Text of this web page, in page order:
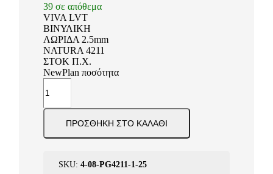
39 σε απόθεμα
VIVA LVT
ΒΙΝΥΛΙΚΗ
ΛΩΡΙΔΑ 2.5mm
NATURA 4211
ΣΤΟΚ Π.Χ.
NewPlan ποσότητα
ΠΡΟΣΘΉΚΗ ΣΤΟ ΚΑΛΆΘΙ
SKU: 4-08-PG4211-1-25